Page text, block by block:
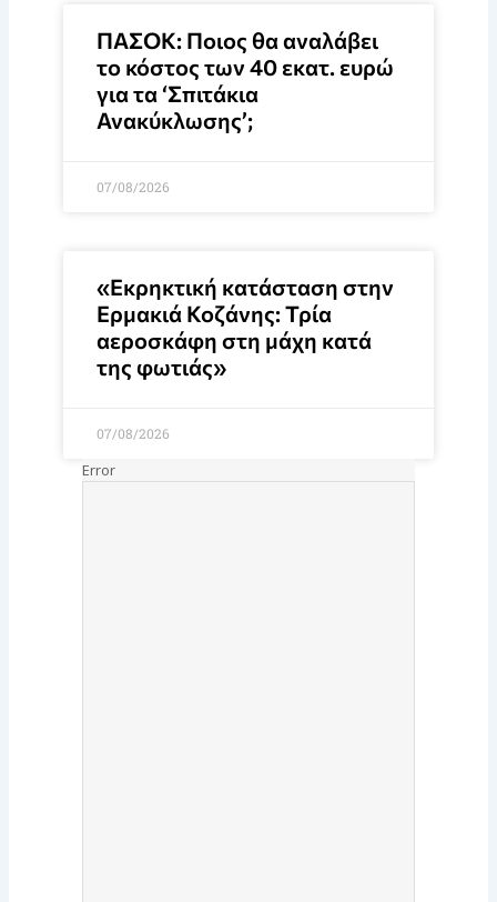
ΠΑΣΟΚ: Ποιος θα αναλάβει
το κόστος των 40 εκατ. ευρώ
για τα ‘Σπιτάκια
Ανακύκλωσης’;
07/08/2026
«Εκρηκτική κατάσταση στην
Ερμακιά Κοζάνης: Τρία
αεροσκάφη στη μάχη κατά
της φωτιάς»
07/08/2026